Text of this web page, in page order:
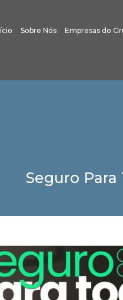
Sobre Nós Empresas do
Seguro